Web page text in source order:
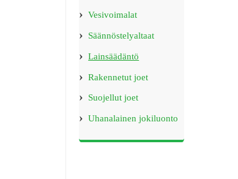
Vesivoimalat
Säännöstelyaltaat
Lainsäädäntö
Rakennetut joet
Suojellut joet
Uhanalainen jokiluonto